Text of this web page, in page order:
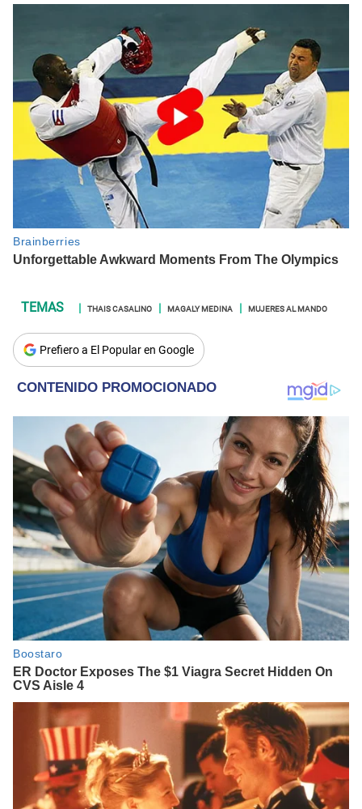
THAIS CASALINO MAGALY MEDINA MUJERES AL MANDO
Prefiero a El Popular en Google